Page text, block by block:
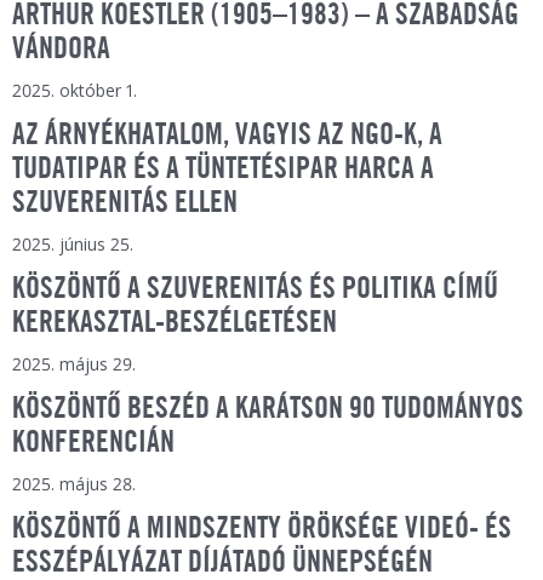
ARTHUR KOESTLER (1905–1983) – A SZABADSÁG
VÁNDORA
2025. október 1.
AZ ÁRNYÉKHATALOM, VAGYIS AZ NGO-K, A
TUDATIPAR ÉS A TÜNTETÉSIPAR HARCA A
SZUVERENITÁS ELLEN
2025. június 25.
KÖSZÖNTŐ A SZUVERENITÁS ÉS POLITIKA CÍMŰ
KEREKASZTAL-BESZÉLGETÉSEN
2025. május 29.
KÖSZÖNTŐ BESZÉD A KARÁTSON 90 TUDOMÁNYOS
KONFERENCIÁN
2025. május 28.
KÖSZÖNTŐ A MINDSZENTY ÖRÖKSÉGE VIDEÓ- ÉS
ESSZÉPÁLYÁZAT DÍJÁTADÓ ÜNNEPSÉGÉN